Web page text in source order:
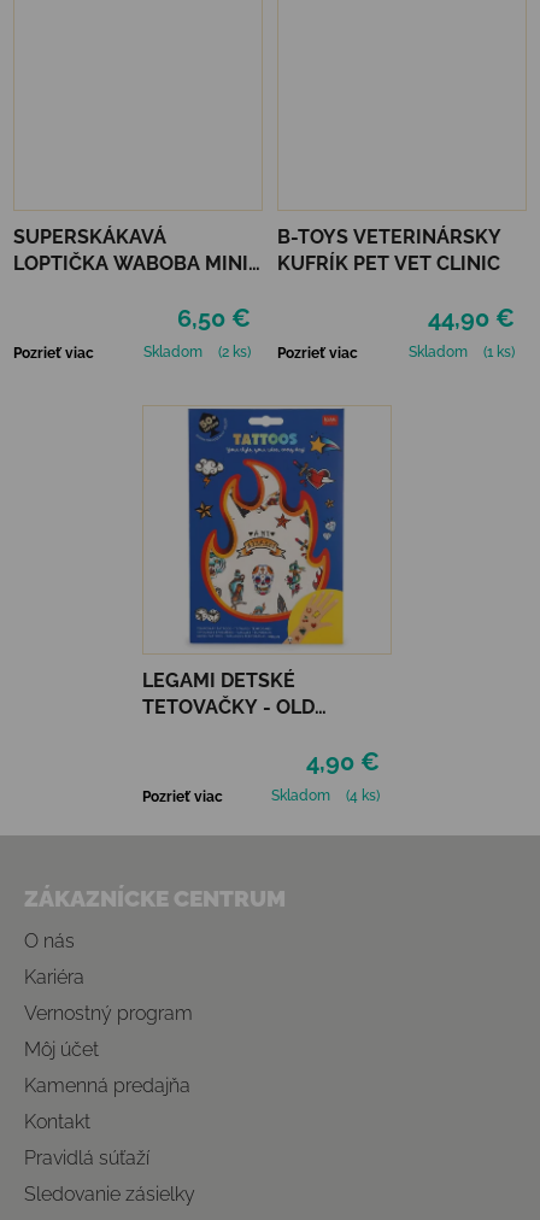
SUPERSKÁKAVÁ
LOPTIČKA WABOBA MINI
6,50 €
Pozrieť viac Skladom (2 ks)
B-TOYS VETERINÁRSKY
KUFRÍK PET VET CLINIC
44,90 €
Pozrieť viac Skladom (1 ks)
LEGAMI DETSKÉ
TETOVAČKY - OLD
4,90 €
Pozrieť viac Skladom (4 ks)
ZÁKAZNÍCKE CENTRUM
O nás
Kariéra
Vernostný program
Môj účet
Kamenná predajňa
Kontakt
Pravidlá súťaží
Sledovanie zásielky